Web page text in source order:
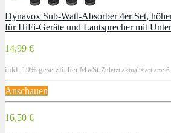
Dynavox Sub-Watt-Absorber 4er Set,
für HiFi-Geräte und Lautsprecher mit
14,99 €
inkl. 19% gesetzlicher MwSt. Zuletzt aktualisiert am:
Anschauen
16,50 €